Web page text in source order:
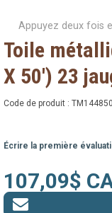
Appuyez deux fois
Toile
X 50') 23
Code de produit : TM144850
Écrire la première
107,09$